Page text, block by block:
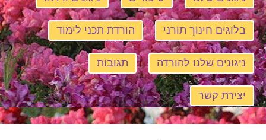
בלוגים חינוך תורני הורדת תכני לימוד
ניגונים שלנו להורדה תגובות
יצירת קשר